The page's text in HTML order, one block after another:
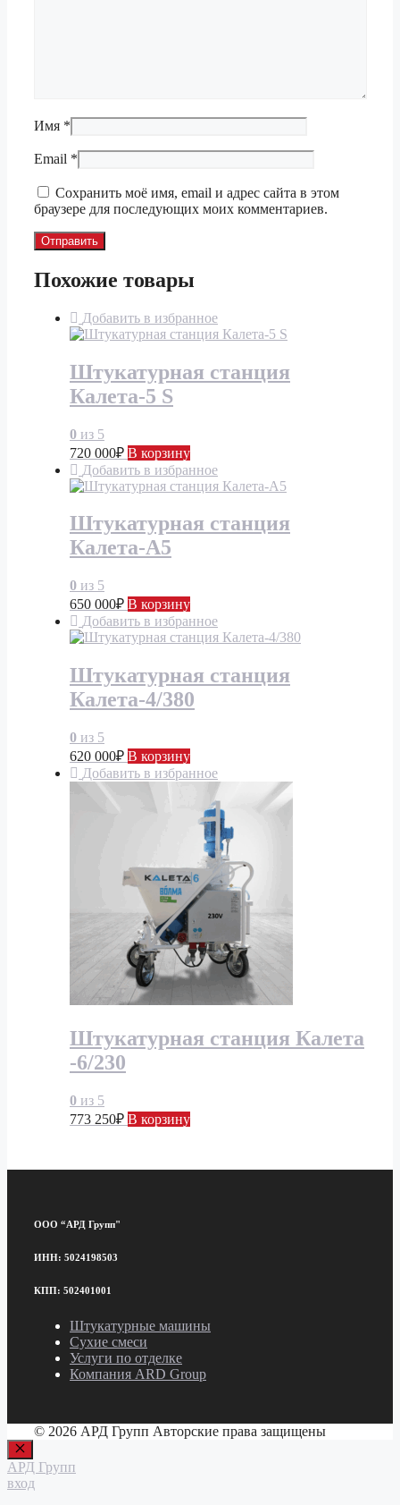
Имя *
Email *
Сохранить моё имя, email и адрес сайта в этом
браузере для последующих моих комментариев.
Похожие товары
Добавить в избранное
Штукатурная станция
Калета-5 S
0 из 5
720 000₽ В корзину
Добавить в избранное
Штукатурная станция
Калета-А5
0 из 5
650 000₽ В корзину
Добавить в избранное
Штукатурная станция
Калета-4/380
0 из 5
620 000₽ В корзину
Добавить в избранное
Штукатурная станция Калета
-6/230
0 из 5
773 250₽ В корзину
ООО “АРД Групп"
ИНН: 5024198503
КПП: 502401001
Штукатурные машины
Сухие смеси
Услуги по отделке
Компания ARD Group
© 2026 АРД Групп Авторские права защищены
Закрыть
АРД Групп
вход